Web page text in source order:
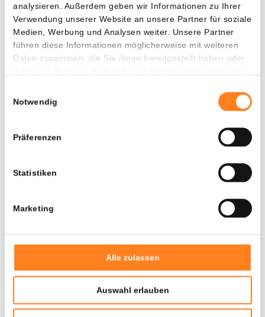
analysieren. Außerdem geben wir Informationen zu Ihrer
Verwendung unserer Website an unsere Partner für soziale
Medien, Werbung und Analysen weiter. Unsere Partner
führen diese Informationen möglicherweise mit weiteren
Daten zusammen, die Sie ihnen bereitgestellt haben oder
Notwendig
Präferenzen
Statistiken
Marketing
Alle zulassen
Auswahl erlauben
je dollar-cost averaging had toegepast op
verschillende cryptocurrencies.
Hätte investiert In
$
+ 124.461.091,64%